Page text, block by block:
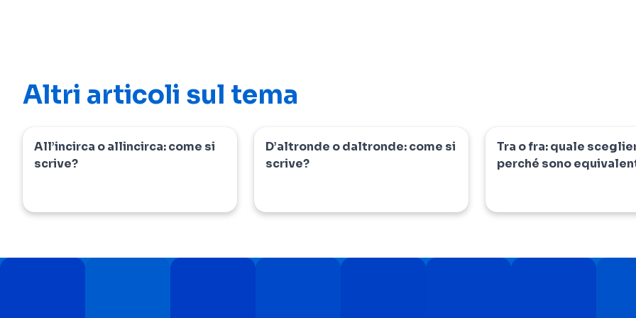
Altri articoli sul tema
dizionario
All’incirca o allincirca: come si
scrive?
dizionario
D’altronde o daltronde: come si
scrive?
dizionario
Tra o fra: quale
perché sono